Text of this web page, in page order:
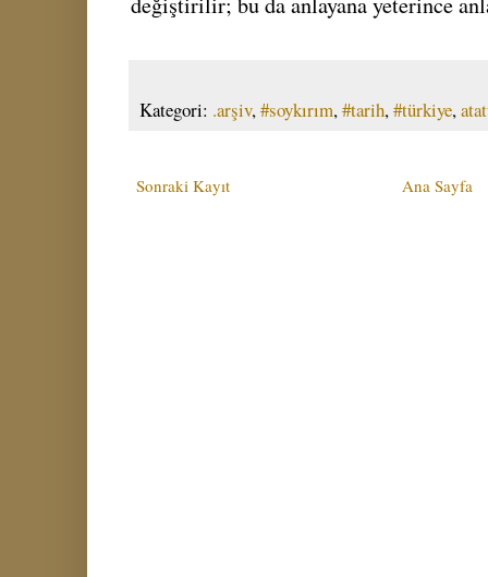
Kategori: .arşiv,#soykırım,#tarih,#türkiye,
Sonraki Kayıt Ana Sayfa